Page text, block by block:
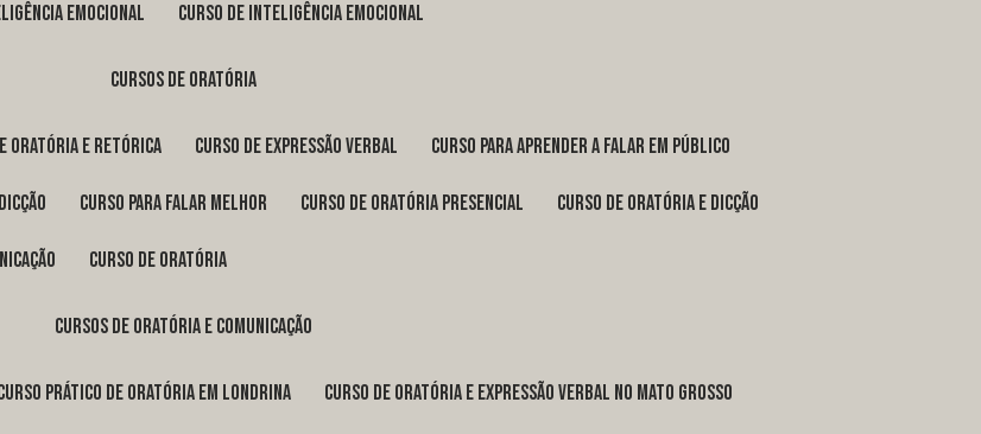
emocional curso de inteligência emocional
cursos de oratória
oratória e retórica curso de expressão verbal curso para aprender a falar em público
curso para falar melhor curso de oratória presencial curso de oratória e dicção
curso de oratória
cursos de oratória e comunicação
curso prático de oratória em Londrina curso de oratória e expressão verbal no Mato Grosso